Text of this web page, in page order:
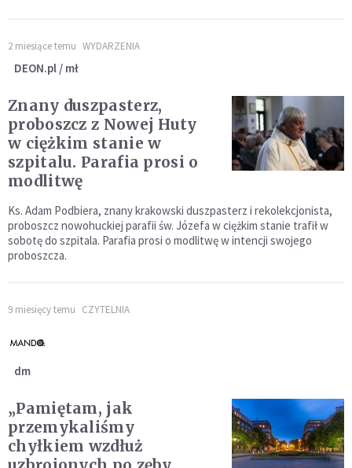
2 miesiące temu WYDARZENIA
DEON.pl / mł
Znany duszpasterz,
proboszcz z Nowej Huty
w ciężkim stanie w
szpitalu. Parafia prosi o
modlitwę
Ks. Adam Podbiera, znany krakowski duszpasterz i rekolekcjonista,
proboszcz nowohuckiej parafii św. Józefa w ciężkim stanie trafił w
sobotę do szpitala. Parafia prosi o modlitwę w intencji swojego
proboszcza.
9 miesięcy temu CZYTELNIA
dm
„Pamiętam, jak
przemykaliśmy
chyłkiem wzdłuż